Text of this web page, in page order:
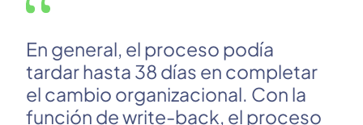
En general, el proceso podía
tardar hasta 38 días en completar
el cambio organizacional. Con la
función de write-back, el proceso